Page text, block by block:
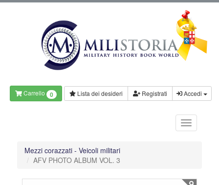
Carrello 0 Lista dei desideri Registrati Accedi
Mezzi corazzati - Veicoli militari
AFV PHOTO ALBUM VOL. 3